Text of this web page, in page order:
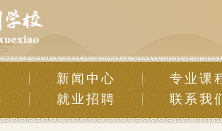
新闻中心 专业课
就业招聘 联系我